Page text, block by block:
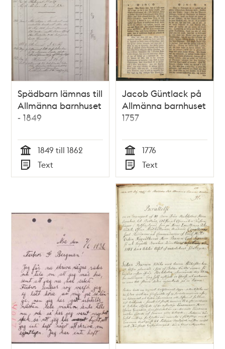
Spädbarn lämnas till
Allmänna barnhuset
- 1849
Tid
1849 till 1862
Typ
Text
Jacob Güntlack på
Allmänna barnhuset
1757
Tid
1776
Typ
Text